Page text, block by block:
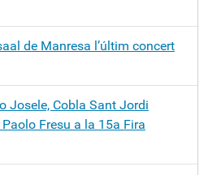
de Manresa l’últim concert
Josele, Cobla Sant Jordi
Fresu a la 15a Fira